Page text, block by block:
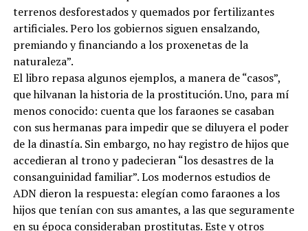
terrenos desforestados y quemados por fertilizantes
artificiales. Pero los gobiernos siguen ensalzando,
premiando y financiando a los proxenetas de la
naturaleza”.
El libro repasa algunos ejemplos, a manera de “casos”,
que hilvanan la historia de la prostitución. Uno, para mí
menos conocido: cuenta que los faraones se casaban
con sus hermanas para impedir que se diluyera el poder
de la dinastía. Sin embargo, no hay registro de hijos que
accedieran al trono y padecieran “los desastres de la
consanguinidad familiar”. Los modernos estudios de
ADN dieron la respuesta: elegían como faraones a los
hijos que tenían con sus amantes, a las que seguramente
en su época consideraban prostitutas. Este y otros